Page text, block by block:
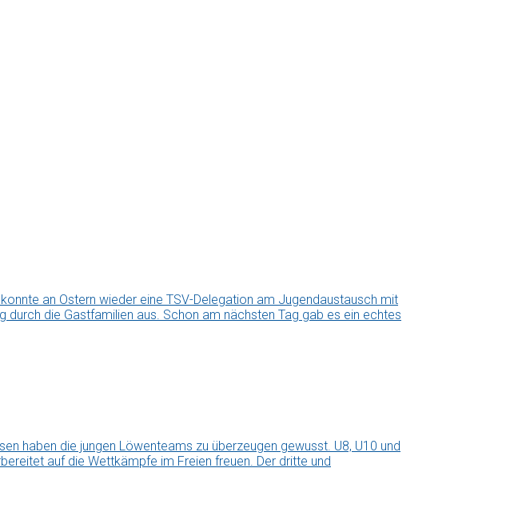
an Ostern wieder eine TSV-Delegation am Jugendaustausch mit
durch die Gastfamilien aus. Schon am nächsten Tag gab es ein echtes
haben die jungen Löwenteams zu überzeugen gewusst. U8, U10 und
auf die Wettkämpfe im Freien freuen. Der dritte und